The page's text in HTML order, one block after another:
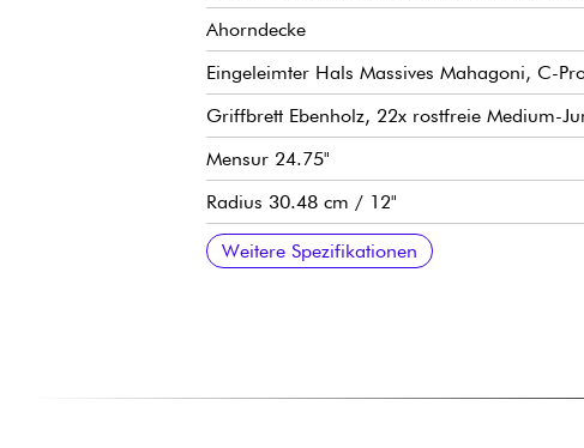
Ahorndecke
Eingeleimter Hals Massives Mahagoni, C-
Griffbrett Ebenholz, 22x rostfreie Medium-
Mensur 24.75"
Radius 30.48 cm / 12"
Sattelbreite Hals bis Sattel 43 mm
humbucker-tonabnehmer LC Custom-2
Lautstärke pro Pickup
Tonhöhe pro Pickup
3-fach Tonabnehmerwahlschalter
Sire Modern Tune-O-Matic Steg
Sire Aluminum Stop Bar Saitenhalter
Locking-Mechaniken Sire Premium Locking.
Hochglanz-Finish
Weitere Spezifikationen